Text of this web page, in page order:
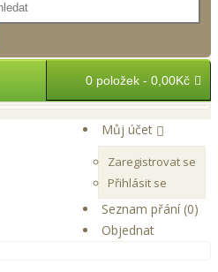
0 položek - 0,00Kč
Můj účet
Zaregistrovat se
Přihlásit se
Seznam přání (0)
Objednat